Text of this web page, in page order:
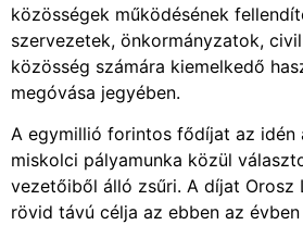
közösségek működésének
szervezetek, önkormányzatok,
közösség számára kiemelkedő
megóvása jegyében.
A egymillió forintos fődíjat az idén
miskolci pályamunka közül
vezetőiből álló zsűri. A díjat Orosz
rövid távú célja az ebben az